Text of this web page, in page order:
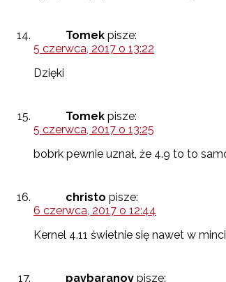
Tomek pisze:
5 czerwca, 2017 o 13:22
Dzięki
Tomek pisze:
5 czerwca, 2017 o 13:25
bobrk pewnie uznał, że 4.9 to to
christo pisze:
6 czerwca, 2017 o 12:44
Kernel 4.11 świetnie się nawet w
pavbaranov pisze: